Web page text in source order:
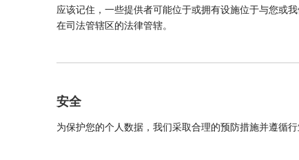
应该记住，一些提供者可能位于或拥有设施位于与您或
在司法管辖区的法律管辖。
安全
为保护您的个人数据，我们采取合理的预防措施并遵循